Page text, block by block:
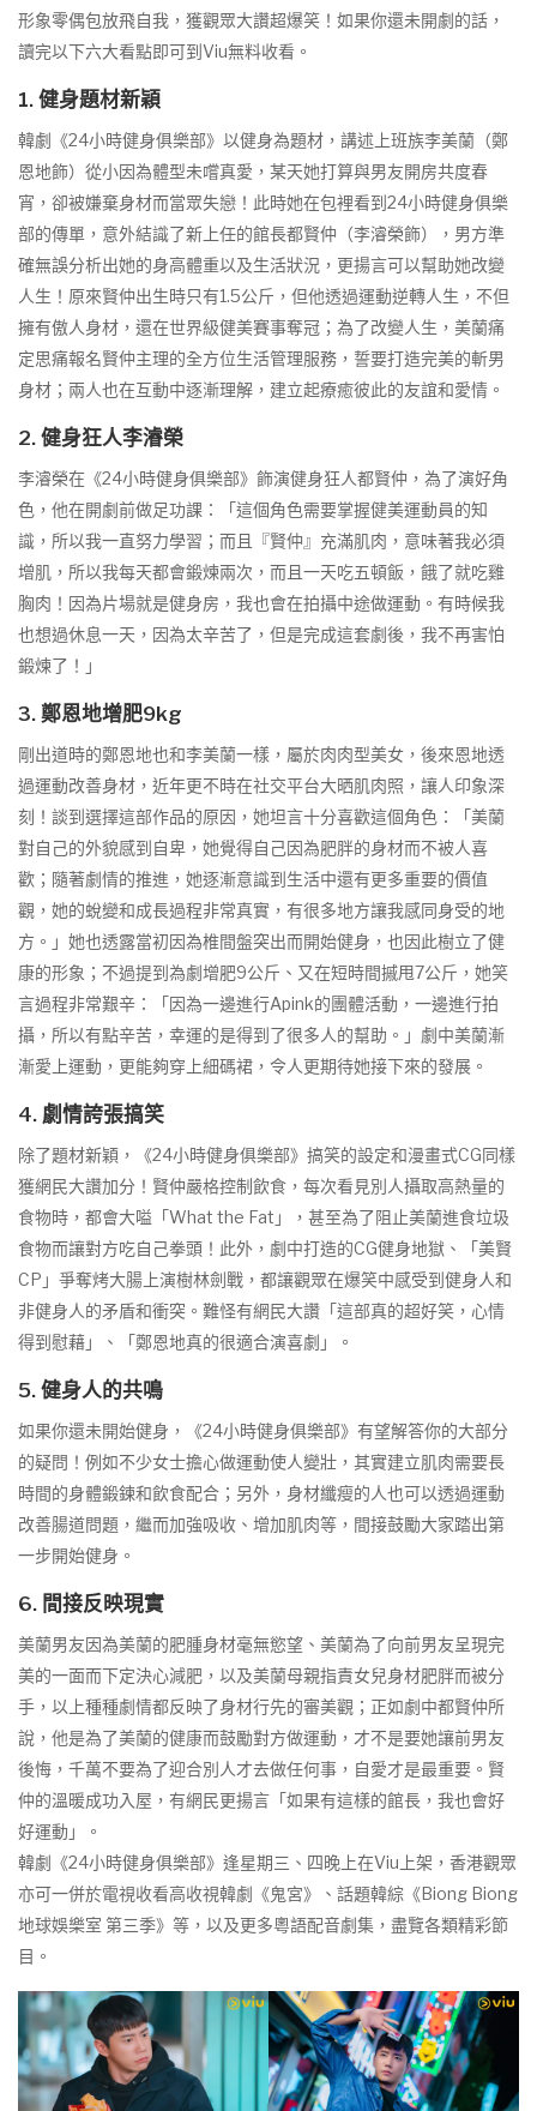
形象零偶包放飛自我，獲觀眾大讚超爆笑！如果你還未開劇的話，
讀完以下六大看點即可到Viu無料收看。
1. 健身題材新穎
韓劇《24小時健身俱樂部》以健身為題材，講述上班族李美蘭（鄭
恩地飾）從小因為體型未嚐真愛，某天她打算與男友開房共度春
宵，卻被嫌棄身材而當眾失戀！此時她在包裡看到24小時健身俱樂
部的傳單，意外結識了新上任的館長都賢仲（李濬榮飾），男方準
確無誤分析出她的身高體重以及生活狀況，更揚言可以幫助她改變
人生！原來賢仲出生時只有1.5公斤，但他透過運動逆轉人生，不但
擁有傲人身材，還在世界級健美賽事奪冠；為了改變人生，美蘭痛
定思痛報名賢仲主理的全方位生活管理服務，誓要打造完美的斬男
身材；兩人也在互動中逐漸理解，建立起療癒彼此的友誼和愛情。
2. 健身狂人李濬榮
李濬榮在《24小時健身俱樂部》飾演健身狂人都賢仲，為了演好角
色，他在開劇前做足功課：「這個角色需要掌握健美運動員的知
識，所以我一直努力學習；而且『賢仲』充滿肌肉，意味著我必須
增肌，所以我每天都會鍛煉兩次，而且一天吃五頓飯，餓了就吃雞
胸肉！因為片場就是健身房，我也會在拍攝中途做運動。有時候我
也想過休息一天，因為太辛苦了，但是完成這套劇後，我不再害怕
鍛煉了！」
3. 鄭恩地增肥9kg
剛出道時的鄭恩地也和李美蘭一樣，屬於肉肉型美女，後來恩地透
過運動改善身材，近年更不時在社交平台大晒肌肉照，讓人印象深
刻！談到選擇這部作品的原因，她坦言十分喜歡這個角色：「美蘭
對自己的外貌感到自卑，她覺得自己因為肥胖的身材而不被人喜
歡；隨著劇情的推進，她逐漸意識到生活中還有更多重要的價值
觀，她的蛻變和成長過程非常真實，有很多地方讓我感同身受的地
方。」她也透露當初因為椎間盤突出而開始健身，也因此樹立了健
康的形象；不過提到為劇增肥9公斤、又在短時間摵甩7公斤，她笑
言過程非常艱辛：「因為一邊進行Apink的團體活動，一邊進行拍
攝，所以有點辛苦，幸運的是得到了很多人的幫助。」劇中美蘭漸
漸愛上運動，更能夠穿上細碼裙，令人更期待她接下來的發展。
4. 劇情誇張搞笑
除了題材新穎，《24小時健身俱樂部》搞笑的設定和漫畫式CG同樣
獲網民大讚加分！賢仲嚴格控制飲食，每次看見別人攝取高熱量的
食物時，都會大嗌「What the Fat」，甚至為了阻止美蘭進食垃圾
食物而讓對方吃自己拳頭！此外，劇中打造的CG健身地獄、「美賢
CP」爭奪烤大腸上演樹林劍戰，都讓觀眾在爆笑中感受到健身人和
非健身人的矛盾和衝突。難怪有網民大讚「這部真的超好笑，心情
得到慰藉」、「鄭恩地真的很適合演喜劇」。
5. 健身人的共鳴
如果你還未開始健身，《24小時健身俱樂部》有望解答你的大部分
的疑問！例如不少女士擔心做運動使人變壯，其實建立肌肉需要長
時間的身體鍛鍊和飲食配合；另外，身材纖瘦的人也可以透過運動
改善腸道問題，繼而加強吸收、增加肌肉等，間接鼓勵大家踏出第
一步開始健身。
6. 間接反映現實
美蘭男友因為美蘭的肥腫身材毫無慾望、美蘭為了向前男友呈現完
美的一面而下定決心減肥，以及美蘭母親指責女兒身材肥胖而被分
手，以上種種劇情都反映了身材行先的審美觀；正如劇中都賢仲所
說，他是為了美蘭的健康而鼓勵對方做運動，才不是要她讓前男友
後悔，千萬不要為了迎合別人才去做任何事，自愛才是最重要。賢
仲的溫暖成功入屋，有網民更揚言「如果有這樣的館長，我也會好
好運動」。
韓劇《24小時健身俱樂部》逢星期三、四晚上在Viu上架，香港觀眾
亦可一併於電視收看高收視韓劇《鬼宮》、話題韓綜《Biong Biong
地球娛樂室 第三季》等，以及更多粵語配音劇集，盡覽各類精彩節
目。